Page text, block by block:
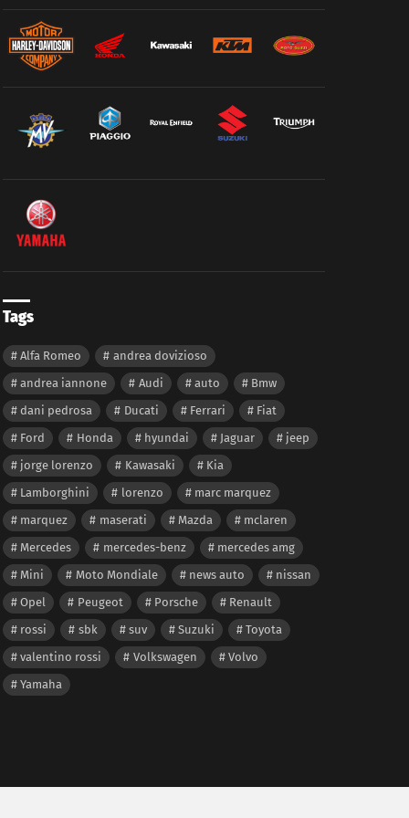
Tags
Alfa Romeo
andrea dovizioso
andrea iannone
Audi auto
Bmw
dani pedrosa
Ducati Ferrari
Fiat
Ford
Honda hyundai Jaguar
jeep
jorge lorenzo
Kawasaki
Kia
Lamborghini
lorenzo
marc marquez
marquez
maserati Mazda
mclaren
Mercedes
mercedes-benz
mercedes amg
Mini
Moto Mondiale news auto
nissan
Opel
Peugeot Porsche
Renault
rossi
sbk suv Suzuki
Toyota
valentino rossi
Volkswagen
Volvo
Yamaha